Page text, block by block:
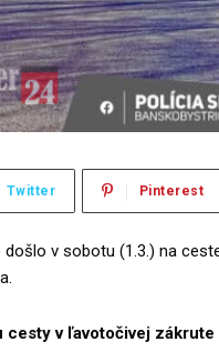
Twitter Pinterest
v sobotu (1.3.) na
cesty v ľavotočivej